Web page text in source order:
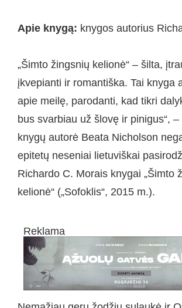
Apie knygą: knygos autorius
„Šimto žingsnių kelionė“ – šilta,
įkvepianti ir romantiška. Tai knyga
apie meilę, parodanti, kad tikri
bus svarbiau už šlovę ir pinigus“,
knygų autorė Beata Nicholson
epitetų neseniai lietuviškai
Richardo C. Morais knygai „Šimto
kelionė“ („Sofoklis“, 2015 m.).
Reklama